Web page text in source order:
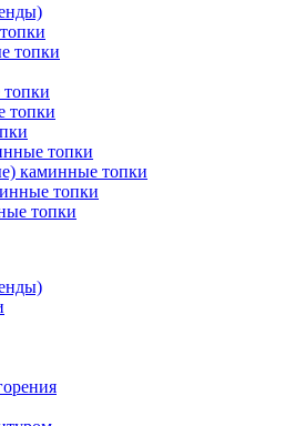
топки
топки
топки
каминные топки
топки
топки